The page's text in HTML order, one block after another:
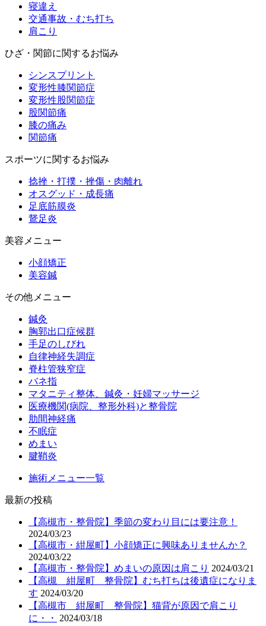
寝違え
交通事故・むち打ち
肩こり
ひざ・関節に関するお悩み
シンスプリント
変形性膝関節症
変形性股関節症
股関節痛
膝の痛み
関節痛
スポーツに関するお悩み
捻挫・打撲・挫傷・肉離れ
オスグッド・成長痛
足底筋膜炎
鵞足炎
美容メニュー
小顔矯正
美容鍼
その他メニュー
鍼灸
胸郭出口症候群
手足のしびれ
自律神経失調症
脊柱管狭窄症
バネ指
マタニティ整体、鍼灸・妊婦マッサージ
医療機関(病院、整形外科)と整骨院
肋間神経痛
不眠症
めまい
腱鞘炎
施術メニュー一覧
最新の投稿
【高槻市・整骨院】季節の変わり目には要注意！
2024/03/23
【高槻市・紺屋町】小顔矯正に興味ありませんか？
2024/03/22
【高槻市・整骨院】めまいの原因は肩こり 2024/03/21
【高槻 紺屋町 整骨院】むち打ちは後遺症になりま
す 2024/03/20
【高槻市 紺屋町 整骨院】猫背が原因で肩こり
に・・
2024/03/18